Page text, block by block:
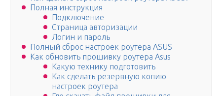
Полная инструкция
Подключение
Страница авторизации
Логин и пароль
Полный сброс настроек роутера ASUS
Как обновить прошивку роутера Asus
Какую технику подготовить
Как сделать резервную копию
настроек роутера